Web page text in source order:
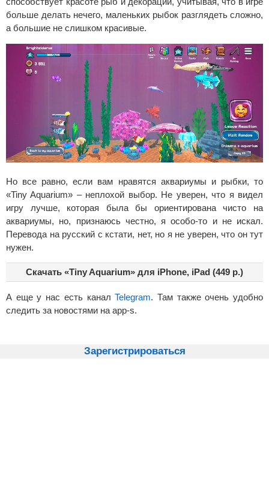
больше делать нечего, маленьких рыбок разглядеть сложно,
а большие не слишком красивые.
Но все равно, если вам нравятся аквариумы и рыбки, то
«Tiny Aquarium» – неплохой выбор. Не уверен, что я видел
игру лучше, которая была бы ориентирована чисто на
аквариумы, но, признаюсь честно, я особо-то и не искал.
Перевода на русский с кстати, нет, но я не уверен, что он тут
нужен.
Скачать «Tiny Aquarium» для iPhone, iPad (449 р.)
А еще у нас есть каналTelegram. Там также очень удобно
следить за новостями на app-s.
Зарегистрироваться